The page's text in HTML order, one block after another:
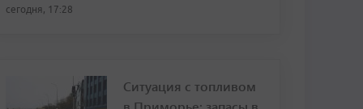
сегодня, 17:28
Ситуация с топливом